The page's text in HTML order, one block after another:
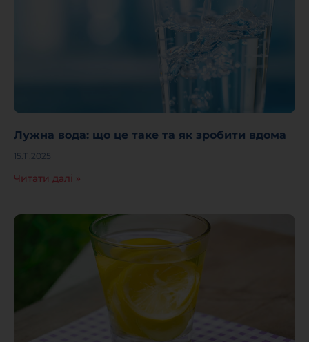
Лужна вода: що це таке та як зробити вдома
15.11.2025
Читати далі »